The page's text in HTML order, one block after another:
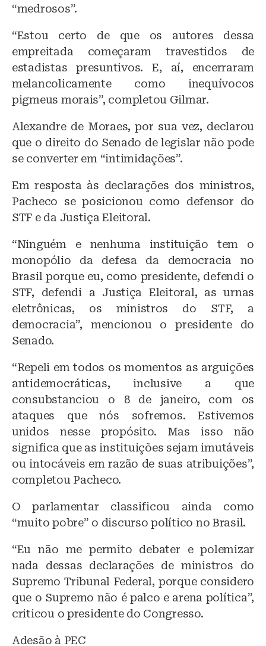
“medrosos”.
“Estou certo de que os autores dessa
empreitada começaram travestidos de
estadistas presuntivos. E, aí, encerraram
melancolicamente como inequívocos
pigmeus morais”, completou Gilmar.
Alexandre de Moraes, por sua vez, declarou
que o direito do Senado de legislar não pode
se converter em “intimidações”.
Em resposta às declarações dos ministros,
Pacheco se posicionou como defensor do
STF e da Justiça Eleitoral.
“Ninguém e nenhuma instituição tem o
monopólio da defesa da democracia no
Brasil porque eu, como presidente, defendi o
STF, defendi a Justiça Eleitoral, as urnas
eletrônicas, os ministros do STF, a
democracia”, mencionou o presidente do
Senado.
“Repeli em todos os momentos as arguições
antidemocráticas, inclusive a que
consubstanciou o 8 de janeiro, com os
ataques que nós sofremos. Estivemos
unidos nesse propósito. Mas isso não
significa que as instituições sejam imutáveis
ou intocáveis em razão de suas atribuições”,
completou Pacheco.
O parlamentar classificou ainda como
“muito pobre” o discurso político no Brasil.
“Eu não me permito debater e polemizar
nada dessas declarações de ministros do
Supremo Tribunal Federal, porque considero
que o Supremo não é palco e arena política”,
criticou o presidente do Congresso.
Adesão à PEC